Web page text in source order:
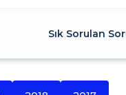
Sık Sorulan